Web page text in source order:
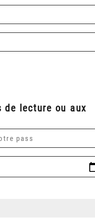
de lecture ou aux